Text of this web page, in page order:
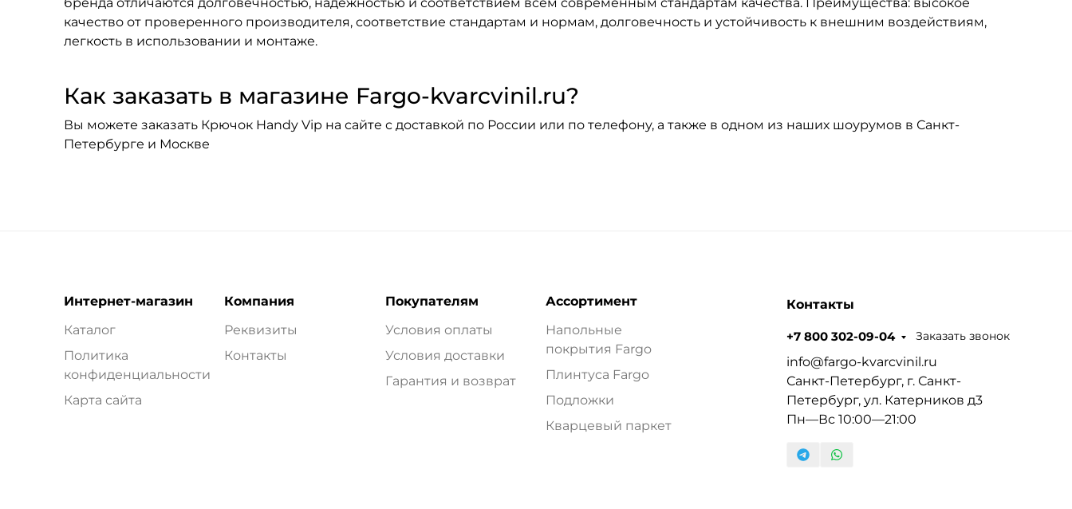
качество от проверенного производителя, соответствие стандартам и нормам, долговечность и устойчивость к внешним воздействиям,
легкость в использовании и монтаже.
Как заказать в магазине Fargo-kvarcvinil.ru?
Вы можете заказать Крючок Handy Vip на сайте с доставкой по России или по телефону, а также в одном из наших шоурумов в Санкт-
Петербурге и Москве
Интернет-магазин
Каталог
Политика
конфиденциальности
Карта сайта
Компания
Реквизиты
Контакты
Покупателям
Условия оплаты
Условия доставки
Гарантия и возврат
Ассортимент
Напольные
покрытия Fargo
Плинтуса Fargo
Подложки
Кварцевый паркет
Контакты
+7 800 302-09-04 Заказать звонок
info@fargo-kvarcvinil.ru
Санкт-Петербург, г. Санкт-
Петербург, ул. Катерников д3
Пн—Вс 10:00—21:00